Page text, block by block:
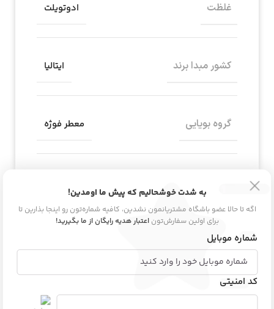
غلظت ادوتویلت
کشور مبدا برند ایتالیا
گروه بویایی معطر فوژه
مناسب برای
به شدت خوشحالیم که پیش ما اومدین!
اگه تا حالا عضو باشگاه مشتریانمون نشدین، کافیه شماره‌تون رو اینجا بذارین تا
برای اولین سفارش‌توناعتبار هدیه رایگان از ما بگیرید!
شماره موبایل
کد امنیتی